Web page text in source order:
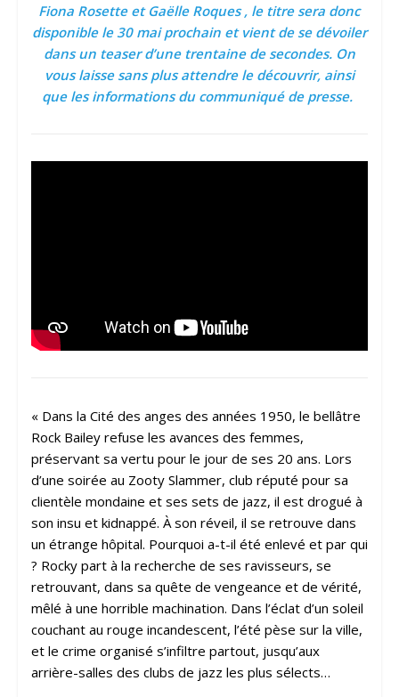
Fiona Rosette et Gaëlle Roques , le titre sera donc
disponible le 30 mai prochain et vient de se dévoiler
dans un teaser d’une trentaine de secondes. On
vous laisse sans plus attendre le découvrir, ainsi
que les informations du communiqué de presse.
« Dans la Cité des anges des années 1950, le bellâtre
Rock Bailey refuse les avances des femmes,
préservant sa vertu pour le jour de ses 20 ans. Lors
d’une soirée au Zooty Slammer, club réputé pour sa
clientèle mondaine et ses sets de jazz, il est drogué à
son insu et kidnappé. À son réveil, il se retrouve dans
un étrange hôpital. Pourquoi a-t-il été enlevé et par qui
? Rocky part à la recherche de ses ravisseurs, se
retrouvant, dans sa quête de vengeance et de vérité,
mêlé à une horrible machination. Dans l’éclat d’un soleil
couchant au rouge incandescent, l’été pèse sur la ville,
et le crime organisé s’infiltre partout, jusqu’aux
arrière-salles des clubs de jazz les plus sélects…